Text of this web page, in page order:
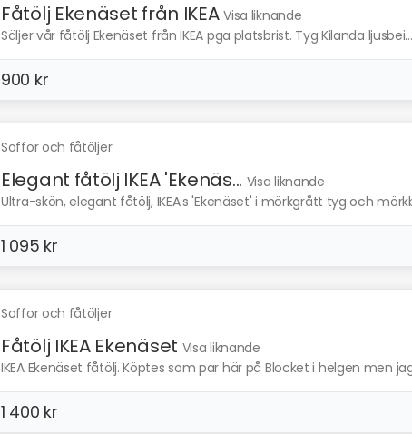
Fåtölj Ekenäset från IKEA Visa liknande
Säljer vår fåtölj Ekenäset från IKEA pga platsbrist. Tyg Kilanda ljusbei...
900 kr
Soffor och fåtöljer
Elegant fåtölj IKEA 'Ekenäs... Visa liknande
Ultra-skön, elegant fåtölj, IKEA:s 'Ekenäset' i mörkgrått tyg och
1 095 kr
Soffor och fåtöljer
Fåtölj IKEA Ekenäset Visa liknande
IKEA Ekenäset fåtölj. Köptes som par här på Blocket i helgen men
1 400 kr